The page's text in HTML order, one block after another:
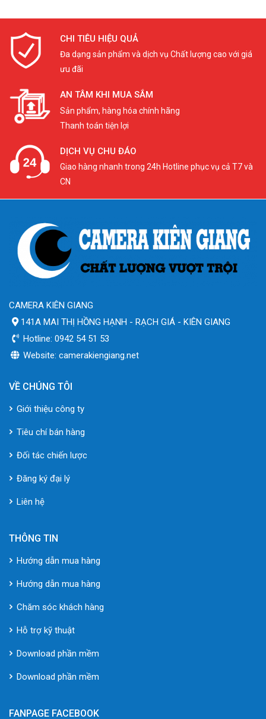
CHI TIÊU HIỆU QUẢ
Đa dạng sản phẩm và dịch vụ Chất lượng cao với giá
ưu đãi
AN TÂM KHI MUA SẮM
Sản phẩm, hàng hóa chính hãng
Thanh toán tiện lợi
DỊCH VỤ CHU ĐÁO
Giao hàng nhanh trong 24h Hotline phục vụ cả T7 và
CN
CAMERA KIÊN GIANG
141A MAI THỊ HỒNG HẠNH - RẠCH GIÁ - KIÊN GIANG
Hotline: 0942 54 51 53
Website: camerakiengiang.net
VỀ CHÚNG TÔI
Giới thiệu công ty
Tiêu chí bán hàng
Đối tác chiến lược
Đăng ký đại lý
Liên hệ
THÔNG TIN
Hướng dẫn mua hàng
Hướng dẫn mua hàng
Chăm sóc khách hàng
Hỗ trợ kỹ thuật
Download phần mềm
Download phần mềm
FANPAGE FACEBOOK